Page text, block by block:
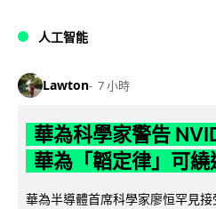
人工智能
Lawton 7 小時
華為科學家警告
華為「韜定律」可
華為半導體首席科學家廖恒罕見